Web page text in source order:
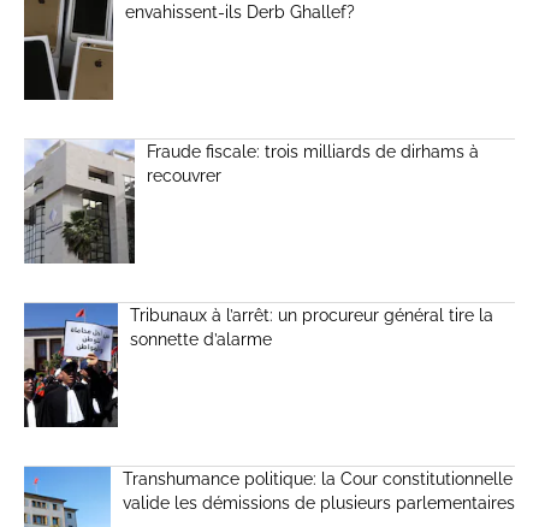
envahissent-ils Derb Ghallef?
Fraude fiscale: trois milliards de dirhams à
recouvrer
Tribunaux à l’arrêt: un procureur général tire la
sonnette d’alarme
Transhumance politique: la Cour constitutionnelle
valide les démissions de plusieurs parlementaires